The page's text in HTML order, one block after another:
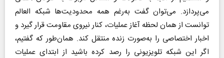
می‌پردازد. می‌توان گفت به‌رغم همه محدودیت‌ها شبکه العالم
توانست از همان لحظه آغاز عملیات، کنار نیروی مقاومت قرار گیرد و
اخبار اختصاصی را به‌صورت زنده منتقل کند. همان‌طور که گفتیم،
اگر این شبکه تلویزیونی را رصد کرده باشید از ابتدای عملیات